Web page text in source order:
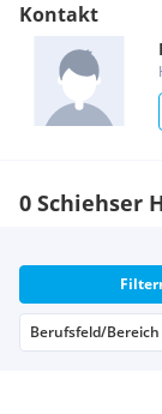
Kontakt
0 Schiehser
Berufsfeld/Bereich